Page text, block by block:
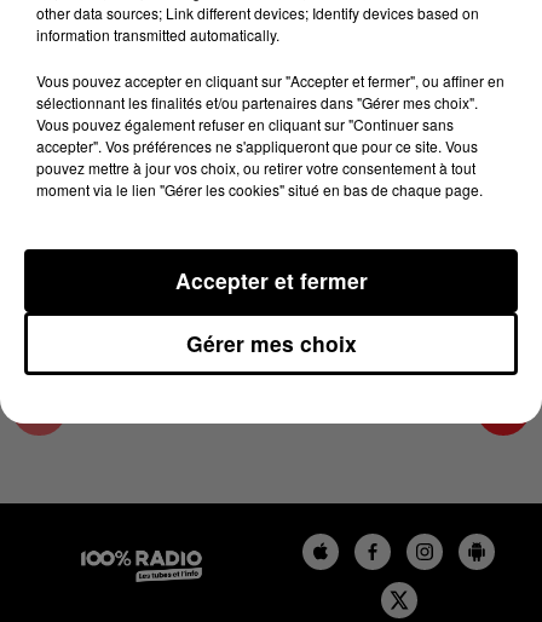
100%
100% Radio les infos de l'Aude
21 février 2024 - 4 min 22 sec
LES INFOS DE L'AUDE DU 21/02/2024 À
18H00
Les infos de l'Aude
other data sources; Link different devices; Identify devices based on
information transmitted automatically.
Vous pouvez accepter en cliquant sur "Accepter et fermer", ou affiner en
sélectionnant les finalités et/ou partenaires dans "Gérer mes choix".
Vous pouvez également refuser en cliquant sur "Continuer sans
accepter". Vos préférences ne s'appliqueront que pour ce site. Vous
pouvez mettre à jour vos choix, ou retirer votre consentement à tout
moment via le lien "Gérer les cookies" situé en bas de chaque page.
Gérer mes choix
Accepter et fermer